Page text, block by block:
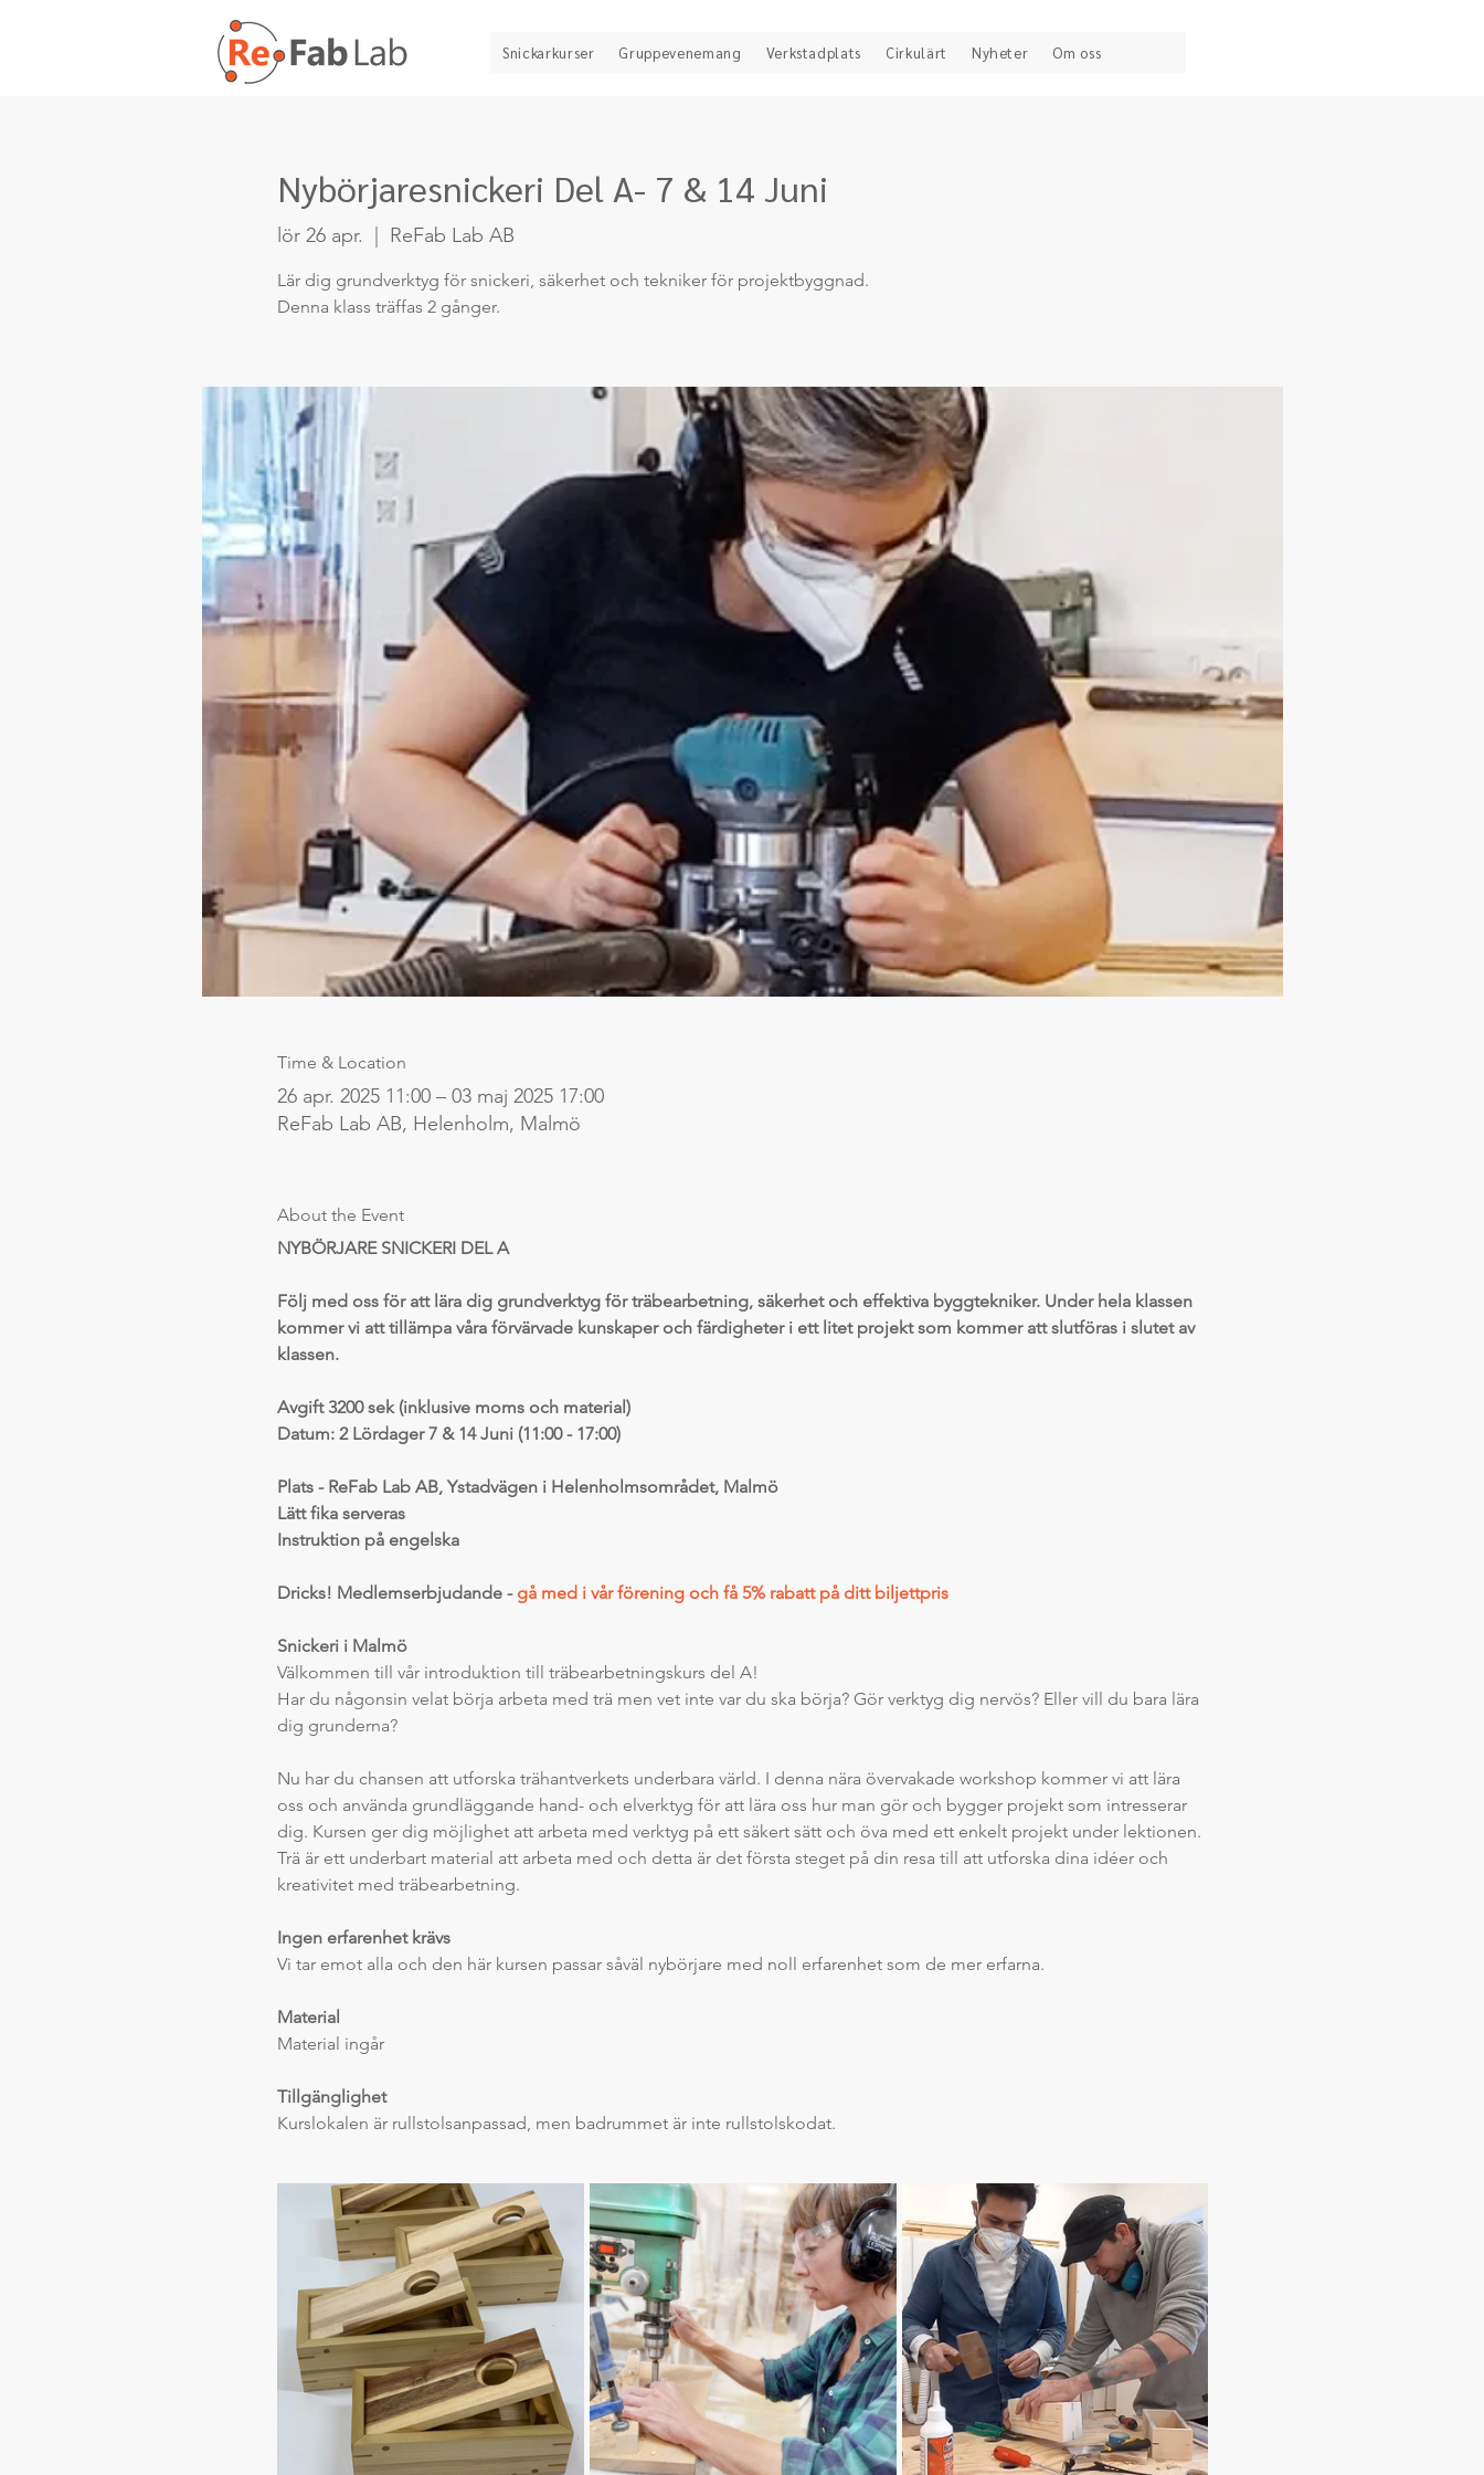
Snickarkurser Gruppevenemang Verkstadplats Cirkulärt Nyheter Om oss
Nybörjaresnickeri Del A- 7 & 14 Juni
lör 26 apr. ReFab Lab AB
Lär dig grundverktyg för snickeri, säkerhet och tekniker för projektbyggnad.
Denna klass träffas 2 gånger.
Time & Location
26 apr. 2025 11:00 – 03 maj 2025 17:00
ReFab Lab AB, Helenholm, Malmö
About the Event
NYBÖRJARE SNICKERI DEL A
Följ med oss för att lära dig grundverktyg för träbearbetning, säkerhet och effektiva byggtekniker. Under hela klassen
kommer vi att tillämpa våra förvärvade kunskaper och färdigheter i ett litet projekt som kommer att slutföras i slutet av
klassen.
Avgift 3200 sek (inklusive moms och material)
Datum: 2 Lördager 7 & 14 Juni (11:00 - 17:00)
Plats - ReFab Lab AB, Ystadvägen i Helenholmsområdet, Malmö
Lätt fika serveras
Instruktion på engelska
Dricks! Medlemserbjudande - gå med i vår förening och få 5% rabatt på ditt biljettpris
Snickeri i Malmö
Välkommen till vår introduktion till träbearbetningskurs del A!
Har du någonsin velat börja arbeta med trä men vet inte var du ska börja? Gör verktyg dig nervös? Eller vill du bara lära
dig grunderna?
Nu har du chansen att utforska trähantverkets underbara värld. I denna nära övervakade workshop kommer vi att lära
oss och använda grundläggande hand- och elverktyg för att lära oss hur man gör och bygger projekt som intresserar
dig. Kursen ger dig möjlighet att arbeta med verktyg på ett säkert sätt och öva med ett enkelt projekt under lektionen.
Trä är ett underbart material att arbeta med och detta är det första steget på din resa till att utforska dina idéer och
kreativitet med träbearbetning.
Ingen erfarenhet krävs
Vi tar emot alla och den här kursen passar såväl nybörjare med noll erfarenhet som de mer erfarna.
Material
Material ingår
Tillgänglighet
Kurslokalen är rullstolsanpassad, men badrummet är inte rullstolskodat.